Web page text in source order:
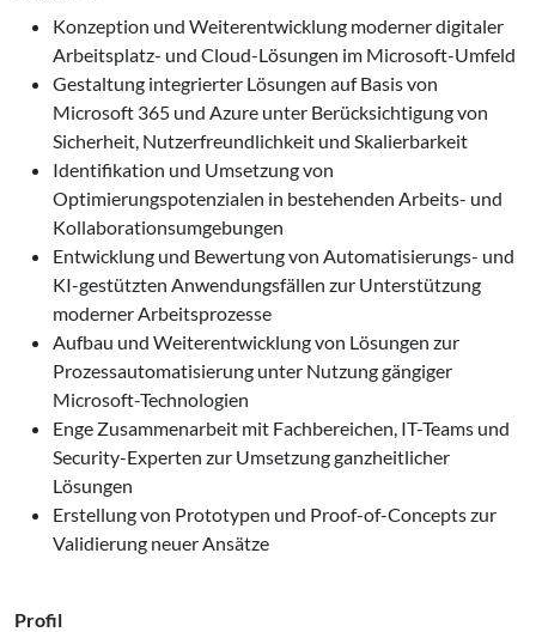
Konzeption und Weiterentwicklung moderner digitaler
Arbeitsplatz- und Cloud-Lösungen im Microsoft-Umfeld
Gestaltung integrierter Lösungen auf Basis von
Microsoft 365 und Azure unter Berücksichtigung von
Sicherheit, Nutzerfreundlichkeit und Skalierbarkeit
Identifikation und Umsetzung von
Optimierungspotenzialen in bestehenden Arbeits- und
Kollaborationsumgebungen
Entwicklung und Bewertung von Automatisierungs- und
KI-gestützten Anwendungsfällen zur Unterstützung
moderner Arbeitsprozesse
Aufbau und Weiterentwicklung von Lösungen zur
Prozessautomatisierung unter Nutzung gängiger
Microsoft-Technologien
Enge Zusammenarbeit mit Fachbereichen, IT-Teams und
Security-Experten zur Umsetzung ganzheitlicher
Lösungen
Erstellung von Prototypen und Proof-of-Concepts zur
Validierung neuer Ansätze
Profil